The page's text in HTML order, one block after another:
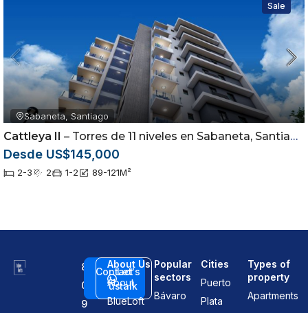
Sale
Sabaneta, Santiago
Cattleya II – Torres de 11 niveles en Sabaneta, Santiago
Desde US$145,000
2-3 2 1-2 89-121M²
8
0
9
Contact
us
Let's
talk
About Us
About
BlueLoft
Popular
sectors
Bávaro
Cities
Puerto
Plata
Types of
property
Apartments